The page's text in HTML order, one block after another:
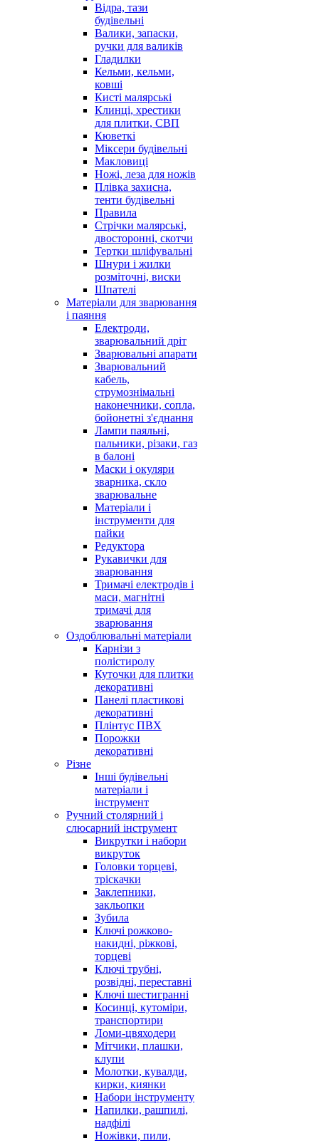
Відра, тази
будівельні
Валики, запаски,
ручки для валиків
Гладилки
Кельми, кельми,
ковші
Кисті малярські
Клинці, хрестики
для плитки, СВП
Кюветкі
Міксери будівельні
Макловиці
Ножі, леза для ножів
Плівка захисна,
тенти будівельні
Правила
Стрічки малярські,
двосторонні, скотчи
Тертки шліфувальні
Шнури і жилки
розміточні, виски
Шпателі
Матеріали для зварювання
і паяння
Електроди,
зварювальний дріт
Зварювальні апарати
Зварювальний
кабель,
струмознімальні
наконечники, сопла,
бойонетні з'єднання
Лампи паяльні,
пальники, різаки, газ
в балоні
Маски і окуляри
зварника, скло
зварювальне
Матеріали і
інструменти для
пайки
Редуктора
Рукавички для
зварювання
Тримачі електродів і
маси, магнітні
тримачі для
зварювання
Оздоблювальні матеріали
Карнізи з
полістиролу
Куточки для плитки
декоративні
Панелі пластикові
декоративні
Плінтус ПВХ
Порожки
декоративні
Різне
Інші будівельні
матеріали і
інструмент
Ручний столярний і
слюсарний інструмент
Викрутки і набори
викруток
Головки торцеві,
тріскачки
Заклепники,
закльопки
Зубила
Ключі рожково-
накидні, ріжкові,
торцеві
Ключі трубні,
розвідні, переставні
Ключі шестигранні
Косинці, кутоміри,
транспортири
Ломи-цвяходери
Мітчики, плашки,
клупи
Молотки, кувалди,
кирки, киянки
Набори інструменту
Напилки, рашпилі,
надфілі
Ножівки, пили,